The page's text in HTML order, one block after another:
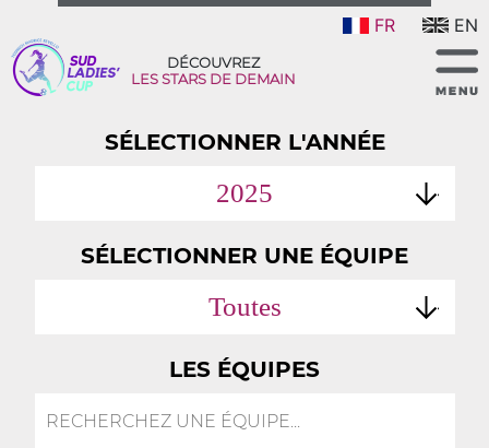
FR EN
DÉCOUVREZ
LES STARS DE DEMAIN
SÉLECTIONNER L'ANNÉE
2025
SÉLECTIONNER UNE ÉQUIPE
Toutes
LES ÉQUIPES